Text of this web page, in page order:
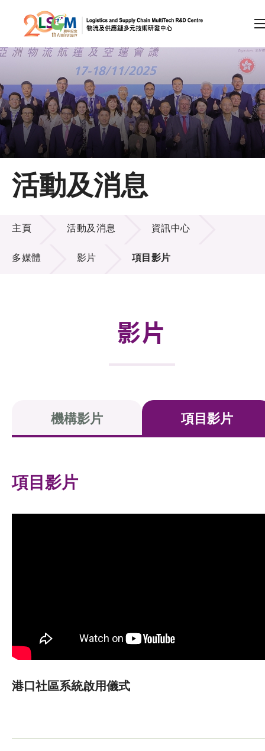
跳到內容（按回車鍵）
會員登入
A A EN 繁 简
主頁
關於LSCM
技術商品化
項目及資助計劃
活動及消息
科技分享
活動及消息
活動及消息
主頁 活動及消息 資訊中心
多媒體 影片 項目影片
影片
機構影片 項目影片
項目影片
港口社區系統啟用儀式